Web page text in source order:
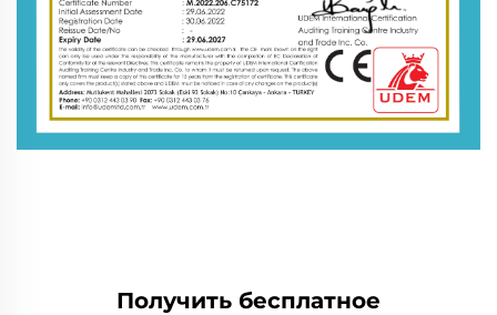
Получить бесплатное